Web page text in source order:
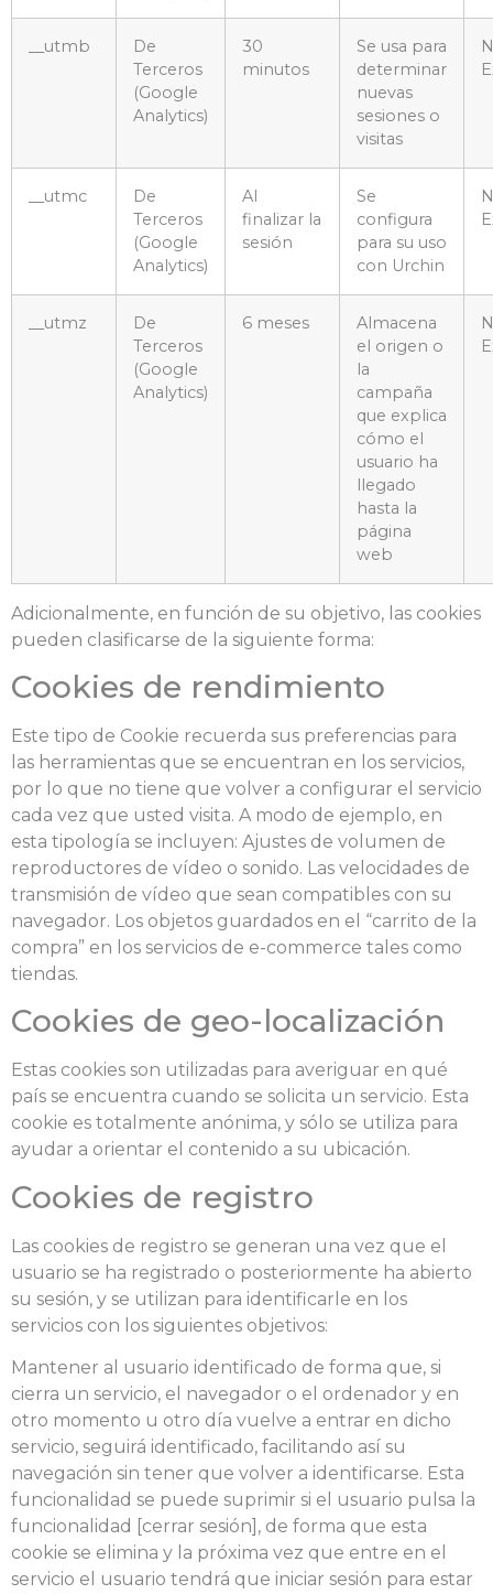
__utmb
De
Terceros
(Google
Analytics)
30
minutos
Se usa para
determinar
nuevas
sesiones o
visitas
__utmc
De
Terceros
(Google
Analytics)
Al
finalizar la
sesión
Se
configura
para su uso
con Urchin
__utmz
De
Terceros
(Google
Analytics)
6 meses
Almacena
el origen o
la
campaña
que explica
cómo el
usuario ha
llegado
hasta la
página
web
Adicionalmente, en función de su objetivo, las cookies
pueden clasificarse de la siguiente forma:
Cookies de rendimiento
Este tipo de Cookie recuerda sus preferencias para
las herramientas que se encuentran en los servicios,
por lo que no tiene que volver a configurar el servicio
cada vez que usted visita. A modo de ejemplo, en
esta tipología se incluyen: Ajustes de volumen de
reproductores de vídeo o sonido. Las velocidades de
transmisión de vídeo que sean compatibles con su
navegador. Los objetos guardados en el “carrito de la
compra” en los servicios de e-commerce tales como
tiendas.
Cookies de geo-localización
Estas cookies son utilizadas para averiguar en qué
país se encuentra cuando se solicita un servicio. Esta
cookie es totalmente anónima, y sólo se utiliza para
ayudar a orientar el contenido a su ubicación.
Cookies de registro
Las cookies de registro se generan una vez que el
usuario se ha registrado o posteriormente ha abierto
su sesión, y se utilizan para identificarle en los
servicios con los siguientes objetivos:
Mantener al usuario identificado de forma que, si
cierra un servicio, el navegador o el ordenador y en
otro momento u otro día vuelve a entrar en dicho
servicio, seguirá identificado, facilitando así su
navegación sin tener que volver a identificarse. Esta
funcionalidad se puede suprimir si el usuario pulsa la
funcionalidad [cerrar sesión], de forma que esta
cookie se elimina y la próxima vez que entre en el
servicio el usuario tendrá que iniciar sesión para estar